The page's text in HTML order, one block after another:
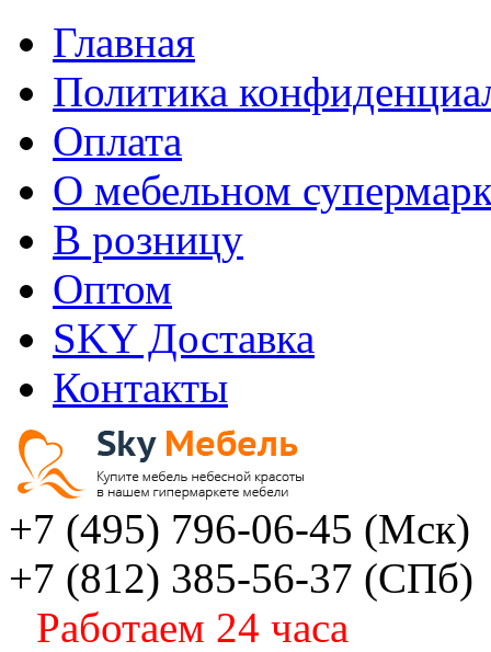
Главная
Политика
Оплата
О мебельном
В розницу
Оптом
SKY Доставка
Контакты
+7 (495) 796-06-45 (Мск)
+7 (812) 385-56-37 (СПб)
Работаем 24 часа